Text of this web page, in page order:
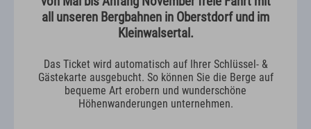
all unseren Bergbahnen in Oberstdorf und im
Kleinwalsertal.
Das Ticket wird automatisch auf Ihrer Schlüssel- &
Gästekarte ausgebucht. So können Sie die Berge auf
bequeme Art erobern und wunderschöne
Höhenwanderungen unternehmen.